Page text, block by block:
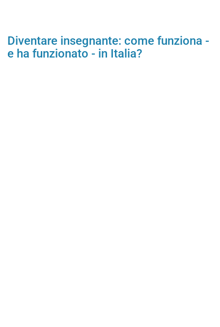
Diventare insegnante: come funziona -
e ha funzionato - in Italia?